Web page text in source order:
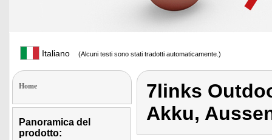
Italiano (Alcuni testi sono stati tradotti automaticamente.)
Home
Panoramica del
prodotto:
7links
Akku,